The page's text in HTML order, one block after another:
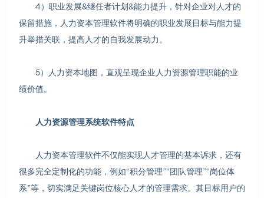
4）职业发展&继任者计划&能力提升，针对企业对人才的
保留措施，人力资本管理软件将明确的职业发展目标与能力提
升举措关联，提高人才的自我发展动力。
5）人力资本地图，直观呈现企业人力资源管理职能的业
绩价值。
人力资源管理系统软件特点
人力资本管理软件不仅能实现人才管理的基本诉求，还有
很多完全定制化的功能，例如“积分管理”“团队管理”“岗位体
系”等，切实满足关键岗位核心人才的管理需求。其目标用户的